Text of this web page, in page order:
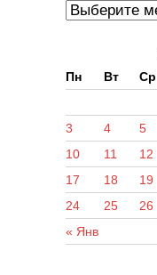
Пн
Вт Ср
« Янв
3
4 5
10
11 12
17
18 19
24
25 26